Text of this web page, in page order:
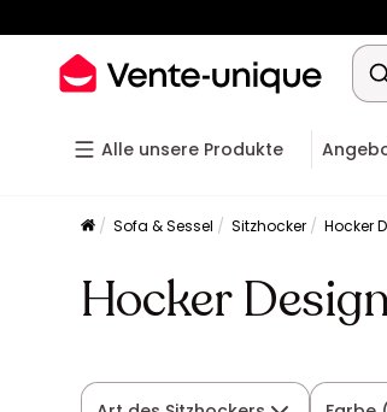
Alle unsere Produkte
Sofa & Sessel Sitzhocker Hocker
Hocker